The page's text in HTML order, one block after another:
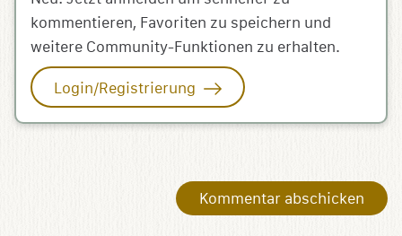
kommentieren, Favoriten zu speichern und
weitere Community-Funktionen zu erhalten.
Login/Registrierung